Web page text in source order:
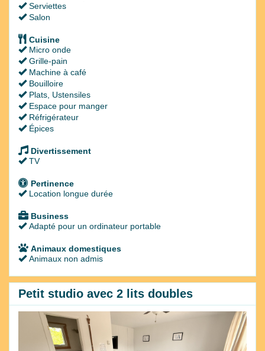
Serviettes
Salon
Cuisine
Micro onde
Grille-pain
Machine à café
Bouilloire
Plats, Ustensiles
Espace pour manger
Réfrigérateur
Épices
Divertissement
TV
Pertinence
Location longue durée
Business
Adapté pour un ordinateur portable
Animaux domestiques
Animaux non admis
Petit studio avec 2 lits doubles
Previous
Next